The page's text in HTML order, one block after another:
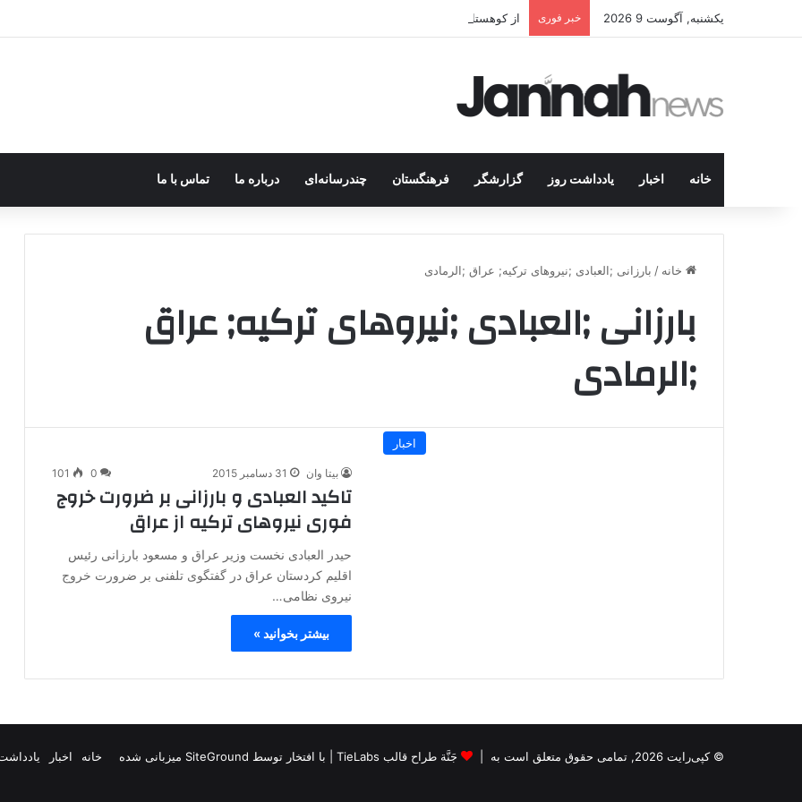
یکشنبه, آگوست 9 2026 خبر فوری از کوهستان تا میز مذاکره؛ پژاک یک‌شبه «دموکرات» شد!
خانه اخبار یادداشت روز گزارشگر فرهنگستان چندرسانه‌ای درباره ما تماس با ما
خانه / بارزانی ;العبادی ;نیروهای ترکیه; عراق ;الرمادی
بارزانی ;العبادی ;نیروهای ترکیه; عراق
;الرمادی
اخبار
بیتا وان 31 دسامبر 2015 0
101
تاکید العبادی و بارزانی بر ضرورت خروج
فوری نیروهای ترکیه از عراق
حیدر العبادی نخست وزیر عراق و مسعود بارزانی رئیس
اقلیم کردستان عراق در گفتگوی تلفنی بر ضرورت خروج
نیروی نظامی…
بیشتر بخوانید »
© کپی‌رایت 2026, تمامی حقوق متعلق است به | جَنَّة طراح قالب TieLabs | با افتخار توسط SiteGround میزبانی شده خانه اخبار